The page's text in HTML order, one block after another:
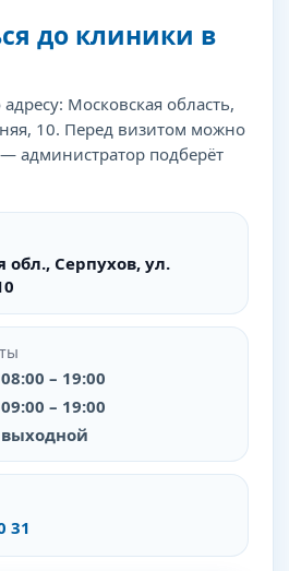
до клиники в
Московская область,
10. Перед визитом можно
— администратор подберёт
обл., Серпухов, ул.
08:00 – 19:00
09:00 – 19:00
выходной
31